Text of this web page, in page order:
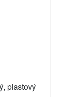
plastový